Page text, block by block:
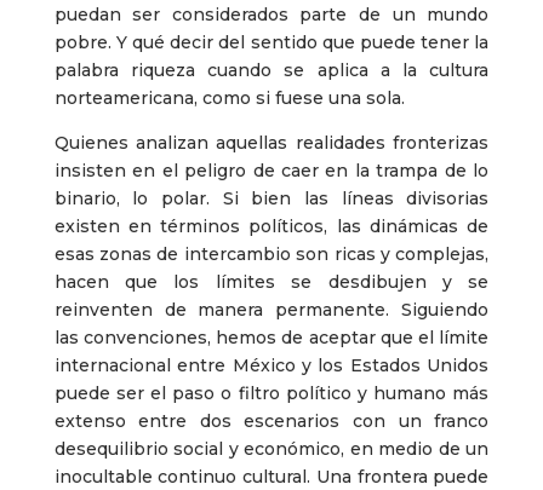
puedan ser considerados parte de un mundo
pobre. Y qué decir del sentido que puede tener la
palabra riqueza cuando se aplica a la cultura
norteamericana, como si fuese una sola.
Quienes analizan aquellas realidades fronterizas
insisten en el peligro de caer en la trampa de lo
binario, lo polar. Si bien las líneas divisorias
existen en términos políticos, las dinámicas de
esas zonas de intercambio son ricas y complejas,
hacen que los límites se desdibujen y se
reinventen de manera permanente. Siguiendo
las convenciones, hemos de aceptar que el límite
internacional entre México y los Estados Unidos
puede ser el paso o filtro político y humano más
extenso entre dos escenarios con un franco
desequilibrio social y económico, en medio de un
inocultable continuo cultural. Una frontera puede